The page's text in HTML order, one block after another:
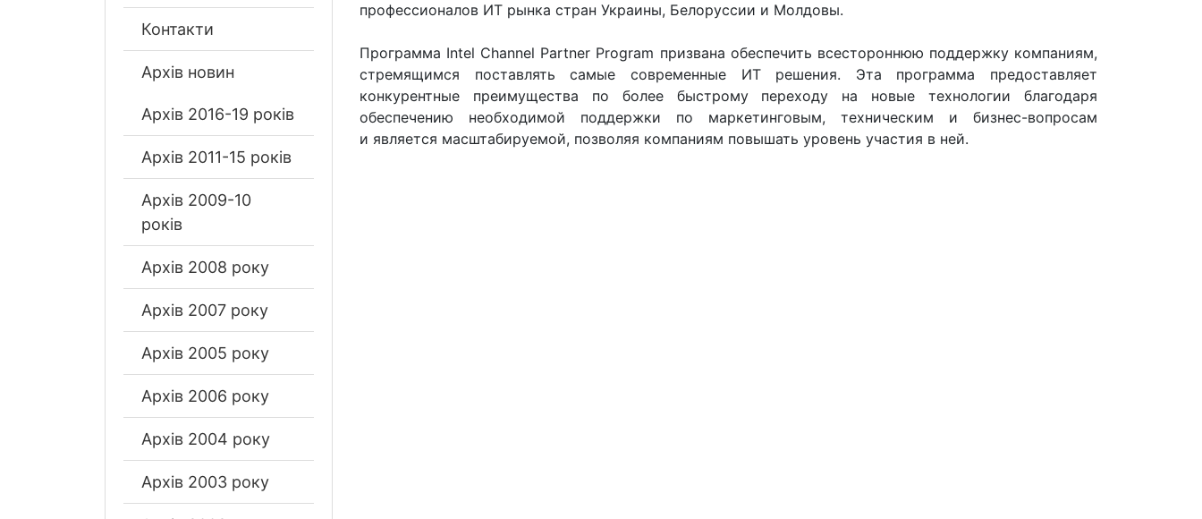
Контакти
Архів новин
Архів 2016-19 років
Архів 2011-15 років
Архів 2009-10
років
Архів 2008 року
Архів 2007 року
Архів 2005 року
Архів 2006 року
Архів 2004 року
Архів 2003 року
профессионалов ИТ рынка стран Украины, Белоруссии и Молдовы.
Программа Intel Channel Partner Program призвана обеспечить всестороннюю поддержку компаниям,
стремящимся поставлять самые современные ИТ решения. Эта программа предоставляет
конкурентные преимущества по более быстрому переходу на новые технологии благодаря
обеспечению необходимой поддержки по маркетинговым, техническим и бизнес-вопросам
и является масштабируемой, позволяя компаниям повышать уровень участия в ней.